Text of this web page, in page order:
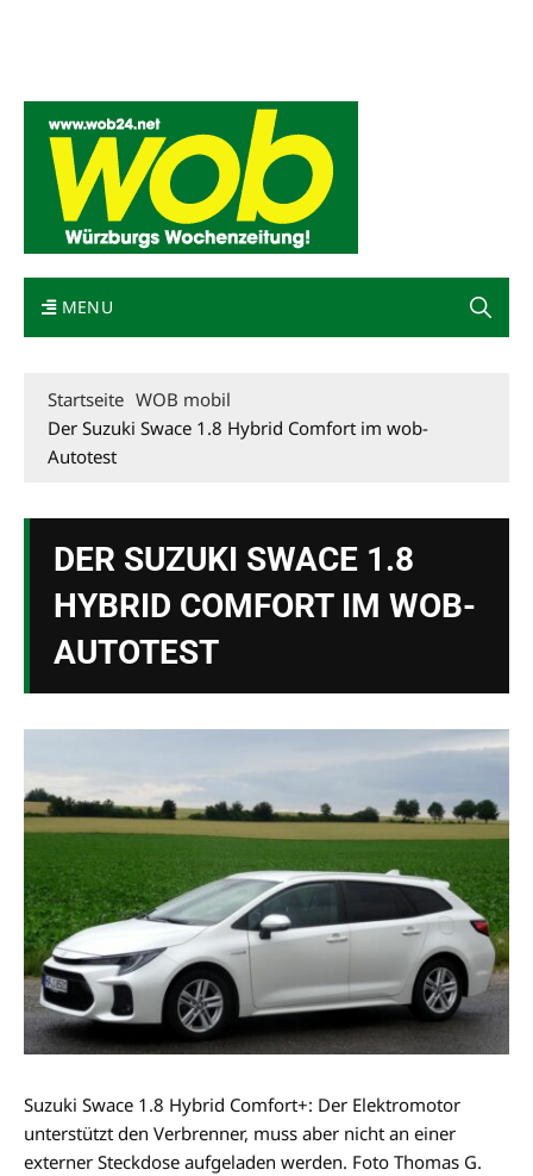
MENU
Startseite WOB mobil
Der Suzuki Swace 1.8 Hybrid Comfort im wob-
Autotest
DER SUZUKI SWACE 1.8
HYBRID COMFORT IM WOB-
AUTOTEST
Suzuki Swace 1.8 Hybrid Comfort+: Der Elektromotor
unterstützt den Verbrenner, muss aber nicht an einer
externer Steckdose aufgeladen werden. Foto Thomas G.